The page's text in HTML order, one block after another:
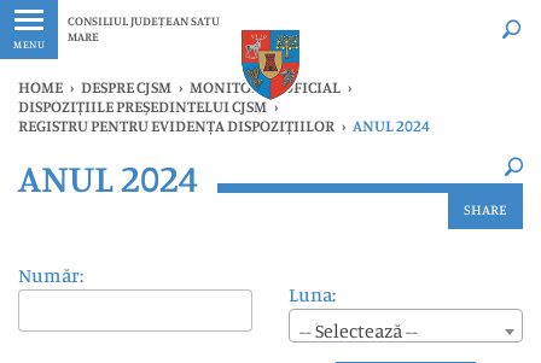
MENU
CONSILIUL JUDEȚEAN SATU
MARE
Ultimele
HOME › DESPRE CJSM › MONITORUL OFICIAL ›
DISPOZIȚIILE PREȘEDINTELUI CJSM ›
REGISTRU PENTRU EVIDENȚA DISPOZIȚIILOR › ANUL 2024
Ultimele ×
ANUL 2024
SHARE
Număr:
Luna:
-- Selectează --